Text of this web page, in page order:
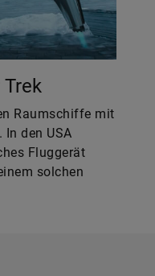
Raumschiffe mit
In den USA
Fluggerät
solchen